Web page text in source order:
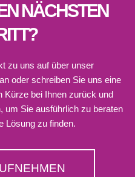
NÄCHSTEN
zu uns auf über unser
oder schreiben Sie uns eine
Kürze bei Ihnen zurück und
um Sie ausführlich zu beraten
Lösung zu finden.